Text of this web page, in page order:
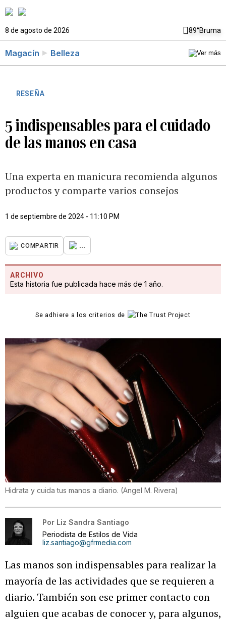
8 de agosto de 2026 89°Bruma
Magacín Belleza
RESEÑA
5 indispensables para el cuidado
de las manos en casa
Una experta en manicura recomienda algunos
productos y comparte varios consejos
1 de septiembre de 2024 - 11:10 PM
COMPARTIR ...
ARCHIVO
Esta historia fue publicada hace más de 1 año.
Se adhiere a los criterios de
Hidrata y cuida tus manos a diario. (Angel M. Rivera)
Por Liz Sandra Santiago
Periodista de Estilos de Vida
liz.santiago@gfrmedia.com
Las manos son indispensables para realizar la
mayoría de las actividades que se requieren a
diario. También son ese primer contacto con
alguien que acabas de conocer y, para algunos,